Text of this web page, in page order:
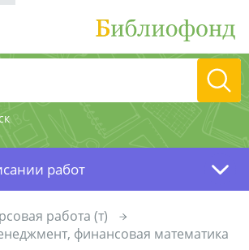
работ
работа (т)
финансовая математика